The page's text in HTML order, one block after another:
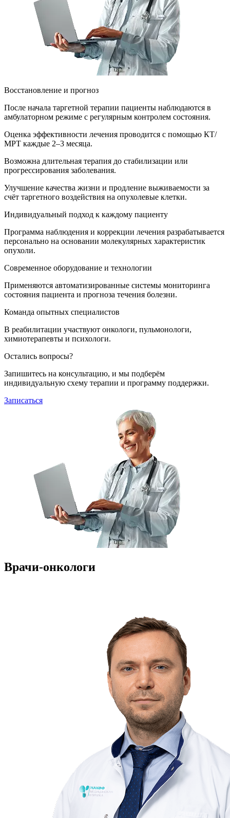
Восстановление и прогноз
После начала таргетной терапии пациенты наблюдаются в
амбулаторном режиме с регулярным контролем состояния.
Оценка эффективности лечения проводится с помощью КТ/
МРТ каждые 2–3 месяца.
Возможна длительная терапия до стабилизации или
прогрессирования заболевания.
Улучшение качества жизни и продление выживаемости за
счёт таргетного воздействия на опухолевые клетки.
Индивидуальный подход к каждому пациенту
Программа наблюдения и коррекции лечения разрабатывается
персонально на основании молекулярных характеристик
опухоли.
Современное оборудование и технологии
Применяются автоматизированные системы мониторинга
состояния пациента и прогноза течения болезни.
Команда опытных специалистов
В реабилитации участвуют онкологи, пульмонологи,
химиотерапевты и психологи.
Остались вопросы?
Запишитесь на консультацию, и мы подберём
индивидуальную схему терапии и программу поддержки.
Записаться
Врачи-онкологи